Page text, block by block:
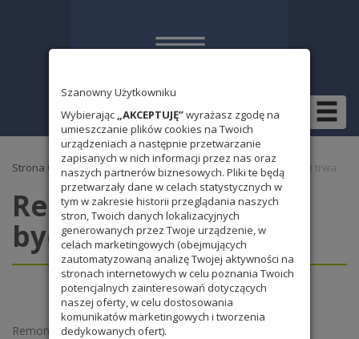
Szanowny Użytkowniku
Wybierając „AKCEPTUJĘ”wyrażasz zgodę na
umieszczanie plików cookies na Twoich
urządzeniach a następnie przetwarzanie
zapisanych w nich informacji przez nas oraz
naszych partnerów biznesowych. Pliki te będą
przetwarzały dane w celach statystycznych w
tym w zakresie historii przeglądania naszych
stron, Twoich danych lokalizacyjnych
generowanych przez Twoje urządzenie, w
celach marketingowych (obejmujących
zautomatyzowaną analizę Twojej aktywności na
stronach internetowych w celu poznania Twoich
potencjalnych zainteresowań dotyczących
naszej oferty, w celu dostosowania
komunikatów marketingowych i tworzenia
dedykowanych ofert).
Strona Główna»Bez kategorii» Remont w nowym bydynku trwa
Remont w nowym
bydynku trwa
Remont trwa będzie pięknie